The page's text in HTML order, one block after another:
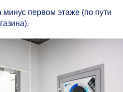
минус первом этаже (по пути